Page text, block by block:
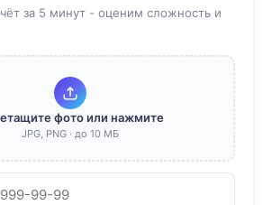
за 5 минут - оценим сложность и
фото или нажмите
JPG, PNG · до 10 МБ